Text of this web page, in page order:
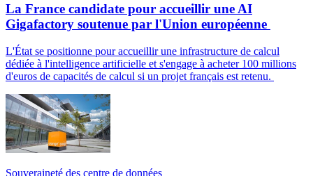
La France candidate pour accueillir une AI
Gigafactory soutenue par l'Union européenne
L'État se positionne pour accueillir une infrastructure de calcul
dédiée à l'intelligence artificielle et s'engage à acheter 100 millions
d'euros de capacités de calcul si un projet français est retenu.
Souveraineté des centre de données